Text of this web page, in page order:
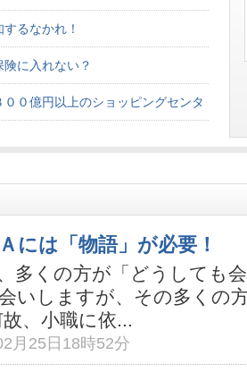
るなかれ！
に入れない？
００億円以上のショッピングセンタ
には「物語」が必要！
多くの方が「どうしても
いしますが、その多くの
、小職に依...
25日18時52分